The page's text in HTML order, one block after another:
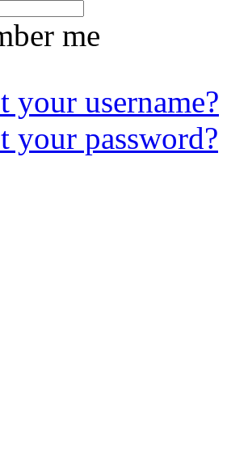
me
your username?
your password?